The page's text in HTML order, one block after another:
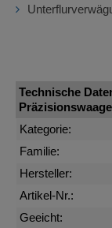
Technische
Kategorie:
Familie:
Hersteller:
Artikel-Nr.:
Geeicht: